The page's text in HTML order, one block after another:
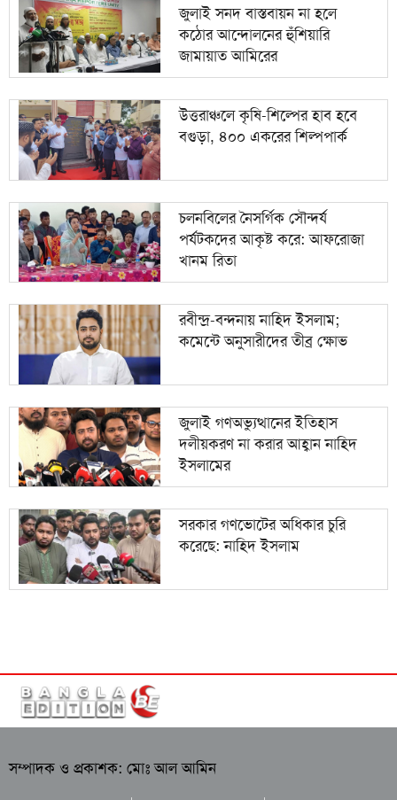
জুলাই সনদ বাস্তবায়ন না হলে
কঠোর আন্দোলনের হুঁশিয়ারি
জামায়াত আমিরের
উত্তরাঞ্চলে কৃষি-শিল্পের হাব হবে
বগুড়া, ৪০০ একরের শিল্পপার্ক
চলনবিলের নৈসর্গিক সৌন্দর্য
পর্যটকদের আকৃষ্ট করে: আফরোজা
খানম রিতা
রবীন্দ্র-বন্দনায় নাহিদ ইসলাম;
কমেন্টে অনুসারীদের তীব্র ক্ষোভ
জুলাই গণঅভ্যুত্থানের ইতিহাস
দলীয়করণ না করার আহ্বান নাহিদ
ইসলামের
সরকার গণভোটের অধিকার চুরি
করেছে: নাহিদ ইসলাম
সম্পাদক ও প্রকাশক: মোঃ আল আমিন